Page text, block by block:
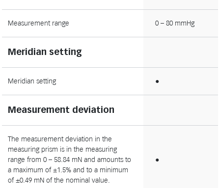
Measurement range 0 – 80 mmHg
Meridian setting
Meridian setting ●
Measurement deviation
The measurement deviation in the
measuring prism is in the measuring
range from 0 – 58.84 mN and amounts to
a maximum of ±1.5% and to a minimum
of ±0.49 mN of the nominal value.
●